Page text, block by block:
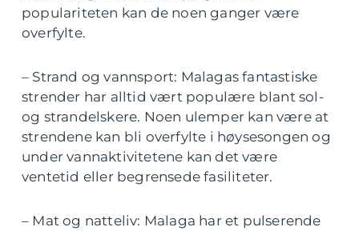
populariteten kan de noen ganger være
overfylte.
– Strand og vannsport: Malagas fantastiske
strender har alltid vært populære blant sol-
og strandelskere. Noen ulemper kan være at
strendene kan bli overfylte i høysesongen og
under vannaktivitetene kan det være
ventetid eller begrensede fasiliteter.
– Mat og natteliv: Malaga har et pulserende